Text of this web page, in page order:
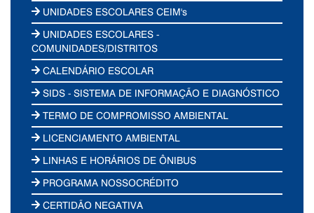
UNIDADES ESCOLARES CEIM's
UNIDADES ESCOLARES -
COMUNIDADES/DISTRITOS
CALENDÁRIO ESCOLAR
SIDS - SISTEMA DE INFORMAÇÃO E DIAGNÓSTICO
TERMO DE COMPROMISSO AMBIENTAL
LICENCIAMENTO AMBIENTAL
LINHAS E HORÁRIOS DE ÔNIBUS
PROGRAMA NOSSOCRÉDITO
CERTIDÃO NEGATIVA